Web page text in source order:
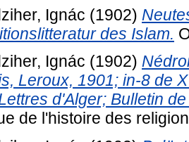
Ignác (1902)
des Islam.
Ignác (1902)
Leroux, 1901; in-8 de
d'Alger; Bulletin
de l'histoire des